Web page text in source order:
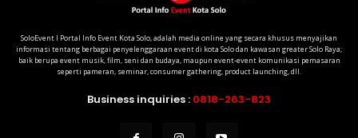
SoloEvent I Portal Info Event Kota Solo, adalah media online yang secara khusus menyajikan
informasi tentang berbagai penyelenggaraan event di kota Solo dan kawasan greater Solo Raya;
baik berupa event musik, film, seni dan budaya, maupun event-event komunikasi pemasaran
seperti pameran, seminar, consumer gathering, product launching, dll.
Business inquiries : 0818-263-823